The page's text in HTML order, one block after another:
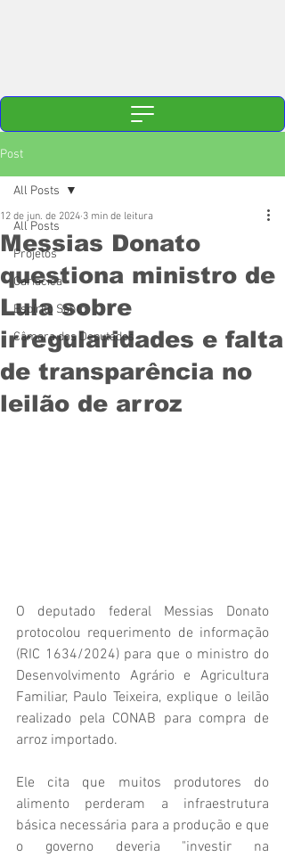
Post
All Posts
Projetos
Cariacica
Espírito Santo
Câmara dos Deputados
All Posts
Messias Donato
questiona ministro de
Lula sobre
irregularidades e falta
de transparência no
leilão de arroz
12 de jun. de 2024 3 min de leitura
O deputado federal Messias Donato
protocolou requerimento de informação
(RIC 1634/2024) para que o ministro do
Desenvolvimento Agrário e Agricultura
Familiar, Paulo Teixeira, explique o leilão
realizado pela CONAB para compra de
arroz importado.
Ele cita que muitos produtores do
alimento perderam a infraestrutura
básica necessária para a produção e que
o governo deveria "investir na